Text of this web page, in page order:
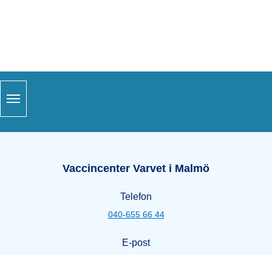
Öppettider Varvet i Malmö
Vaccincenter Varvet i Malmö
Telefon
040-655 66 44
E-post